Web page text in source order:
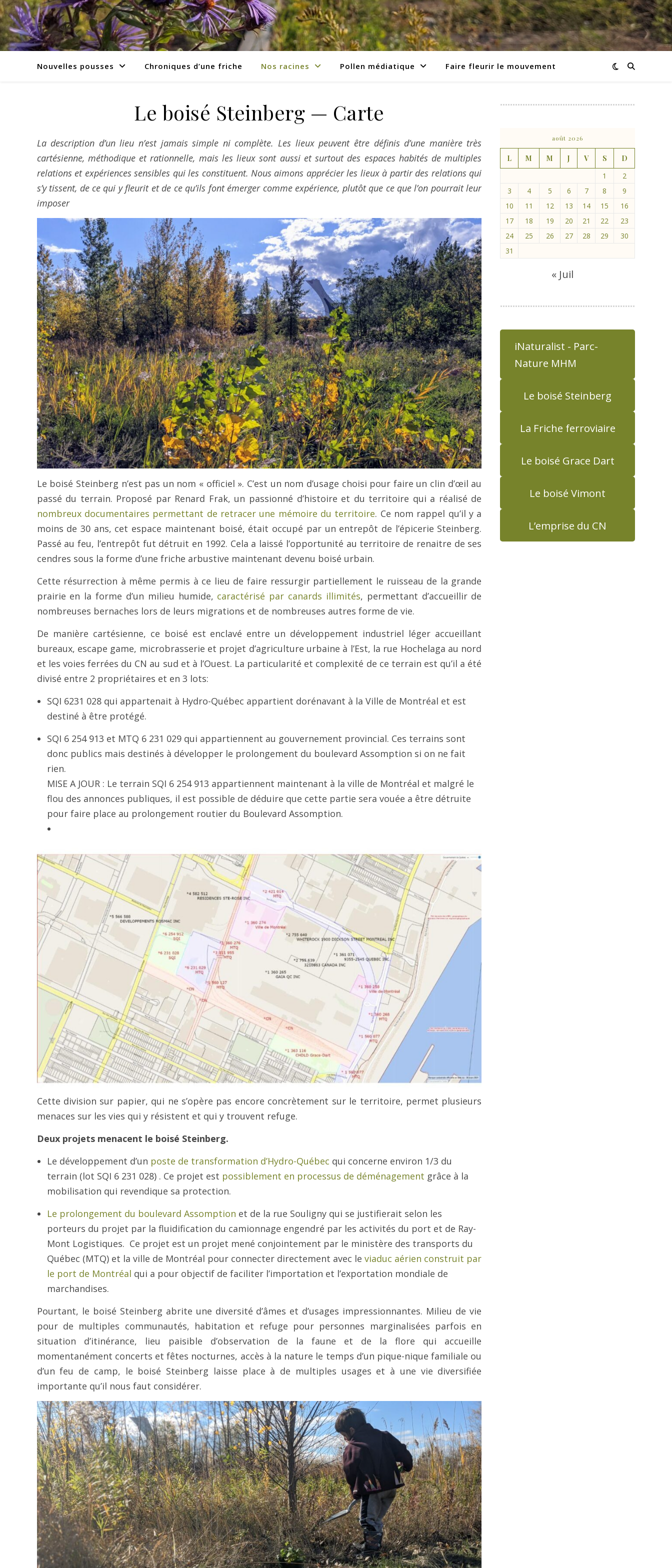
Nouvelles pousses Chroniques d’une friche Nos racines Pollen médiatique Faire fleurir le mouvement
Le boisé Steinberg — Carte
La description d’un lieu n’est jamais simple ni complète. Les lieux peuvent être définis d’une manière très
cartésienne, méthodique et rationnelle, mais les lieux sont aussi et surtout des espaces habités de multiples
relations et expériences sensibles qui les constituent. Nous aimons apprécier les lieux à partir des relations qui
s’y tissent, de ce qui y fleurit et de ce qu’ils font émerger comme expérience, plutôt que ce que l’on pourrait leur
imposer
Le boisé Steinberg n’est pas un nom « officiel ». C’est un nom d’usage choisi pour faire un clin d’œil au
passé du terrain. Proposé par Renard Frak, un passionné d’histoire et du territoire qui a réalisé de
nombreux documentaires permettant de retracer une mémoire du territoire. Ce nom rappel qu’il y a
moins de 30 ans, cet espace maintenant boisé, était occupé par un entrepôt de l’épicerie Steinberg.
Passé au feu, l’entrepôt fut détruit en 1992. Cela a laissé l’opportunité au territoire de renaitre de ses
cendres sous la forme d’une friche arbustive maintenant devenu boisé urbain.
Cette résurrection à même permis à ce lieu de faire ressurgir partiellement le ruisseau de la grande
prairie en la forme d’un milieu humide, caractérisé par canards illimités, permettant d’accueillir de
nombreuses bernaches lors de leurs migrations et de nombreuses autres forme de vie.
De manière cartésienne, ce boisé est enclavé entre un développement industriel léger accueillant
bureaux, escape game, microbrasserie et projet d’agriculture urbaine à l’Est, la rue Hochelaga au nord
et les voies ferrées du CN au sud et à l’Ouest. La particularité et complexité de ce terrain est qu’il a été
divisé entre 2 propriétaires et en 3 lots:
SQI 6231 028 qui appartenait à Hydro-Québec appartient dorénavant à la Ville de Montréal et est
destiné à être protégé.
SQI 6 254 913 et MTQ 6 231 029 qui appartiennent au gouvernement provincial. Ces terrains sont
donc publics mais destinés à développer le prolongement du boulevard Assomption si on ne fait
rien.
MISE A JOUR : Le terrain SQI 6 254 913 appartiennent maintenant à la ville de Montréal et malgré le
flou des annonces publiques, il est possible de déduire que cette partie sera vouée a être détruite
pour faire place au prolongement routier du Boulevard Assomption.
Cette division sur papier, qui ne s’opère pas encore concrètement sur le territoire, permet plusieurs
menaces sur les vies qui y résistent et qui y trouvent refuge.
Deux projets menacent le boisé Steinberg.
Le développement d’un poste de transformation d’Hydro-Québec qui concerne environ 1/3 du
terrain (lot SQI 6 231 028) . Ce projet est possiblement en processus de déménagement grâce à la
mobilisation qui revendique sa protection.
Le prolongement du boulevard Assomption et de la rue Souligny qui se justifierait selon les
porteurs du projet par la fluidification du camionnage engendré par les activités du port et de Ray-
Mont Logistiques. Ce projet est un projet mené conjointement par le ministère des transports du
Québec (MTQ) et la ville de Montréal pour connecter directement avec le viaduc aérien construit par
le port de Montréal qui a pour objectif de faciliter l’importation et l’exportation mondiale de
marchandises.
Pourtant, le boisé Steinberg abrite une diversité d’âmes et d’usages impressionnantes. Milieu de vie
pour de multiples communautés, habitation et refuge pour personnes marginalisées parfois en
situation d’itinérance, lieu paisible d’observation de la faune et de la flore qui accueille
momentanément concerts et fêtes nocturnes, accès à la nature le temps d’un pique-nique familiale ou
d’un feu de camp, le boisé Steinberg laisse place à de multiples usages et à une vie diversifiée
importante qu’il nous faut considérer.
août 2026
L M M J V S
D
1
2
3
4 5 6 7 8
9
10
11 12 13 14 15
16
17
18 19 20 21 22
23
24
25 26 27 28 29
30
31
« Juil
iNaturalist - Parc-
Nature MHM
Le boisé Steinberg
La Friche ferroviaire
Le boisé Grace Dart
Le boisé Vimont
L’emprise du CN